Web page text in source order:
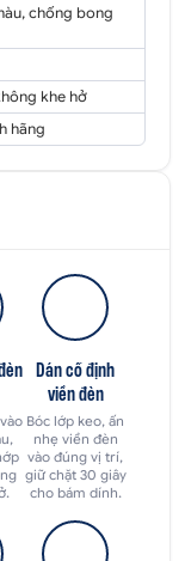
chống bong
khe hở
hãng
Dán cố định
viền đèn
Bóc lớp keo, ấn
nhẹ viền đèn
vào đúng vị trí,
giữ chặt 30 giây
cho bám dính.